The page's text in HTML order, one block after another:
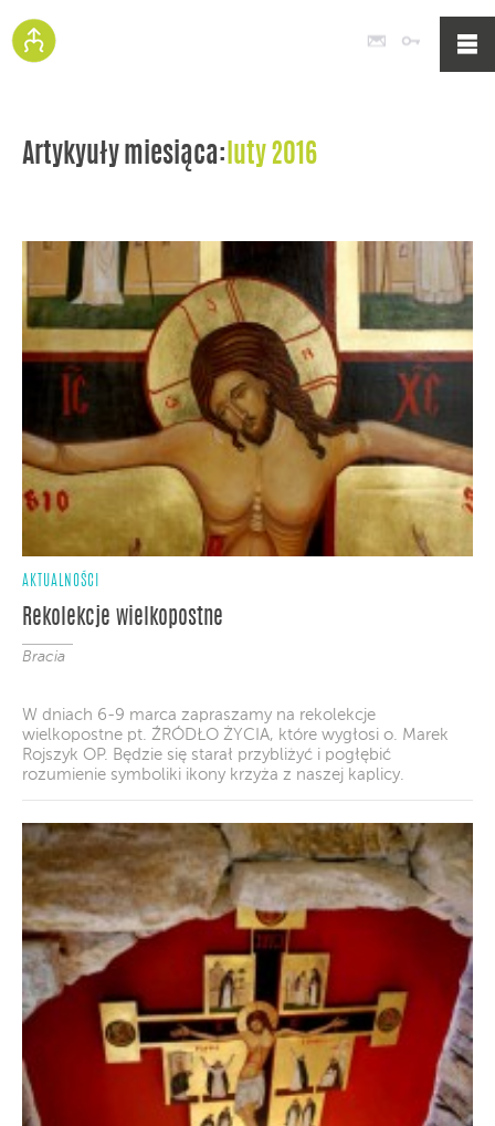
Poczta
Artykyuły miesiąca: luty 2016
AKTUALNOŚCI
Rekolekcje wielkopostne
Bracia
W dniach 6-9 marca zapraszamy na rekolekcje
wielkopostne pt. ŹRÓDŁO ŻYCIA, które wygłosi o. Marek
Rojszyk OP. Będzie się starał przybliżyć i pogłębić
rozumienie symboliki ikony krzyża z naszej kaplicy.